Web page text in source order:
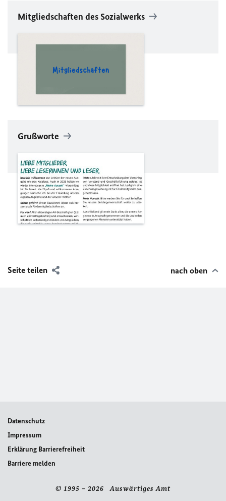
Mitgliedschaften des Sozialwerks
Grußworte
Seite teilen nach oben
Datenschutz
Impressum
Erklärung Barrierefreiheit
Barriere melden
© 1995 – 2026 Auswärtiges Amt